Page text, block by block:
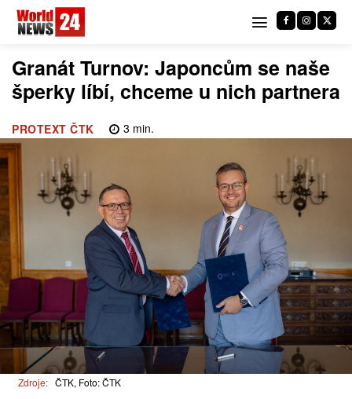
Granát Turnov: Japoncům se naše
šperky líbí, chceme u nich partnera
PROTEXT ČTK 3 min.
Zdroje: ČTK, Foto: ČTK